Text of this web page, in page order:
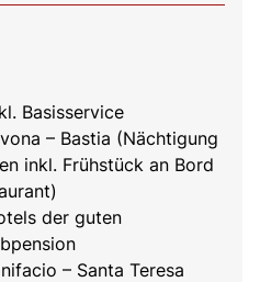
Basisservice
– Bastia (Nächtigung
inkl. Frühstück an Bord
der guten
– Santa Teresa